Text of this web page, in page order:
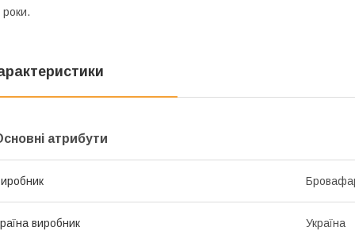
роки.
атрибути
виробник Україна